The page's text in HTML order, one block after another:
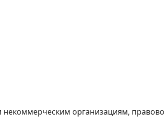
организациям,